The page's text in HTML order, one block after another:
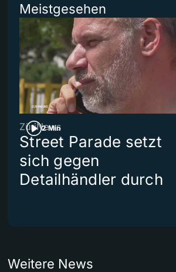
Meistgesehen
2 Min
ZüriNews
Street Parade setzt
sich gegen
Detailhändler durch
Weitere News